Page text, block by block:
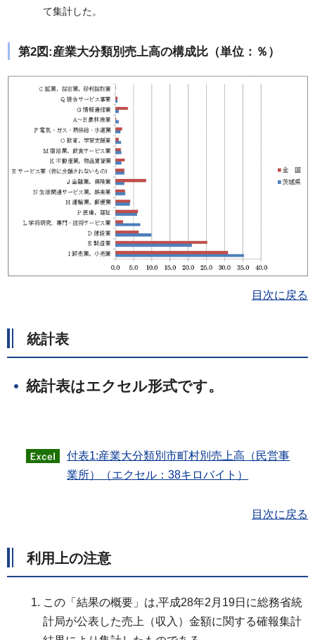
て集計した。
第2図:産業大分類別売上高の構成比（単位：％）
目次に戻る
統計表
統計表はエクセル形式です。
付表1:産業大分類別市町村別売上高（民営事
業所）（エクセル：38キロバイト）
目次に戻る
利用上の注意
この「結果の概要」は,平成28年2月19日に総務省統
計局が公表した売上（収入）金額に関する確報集計